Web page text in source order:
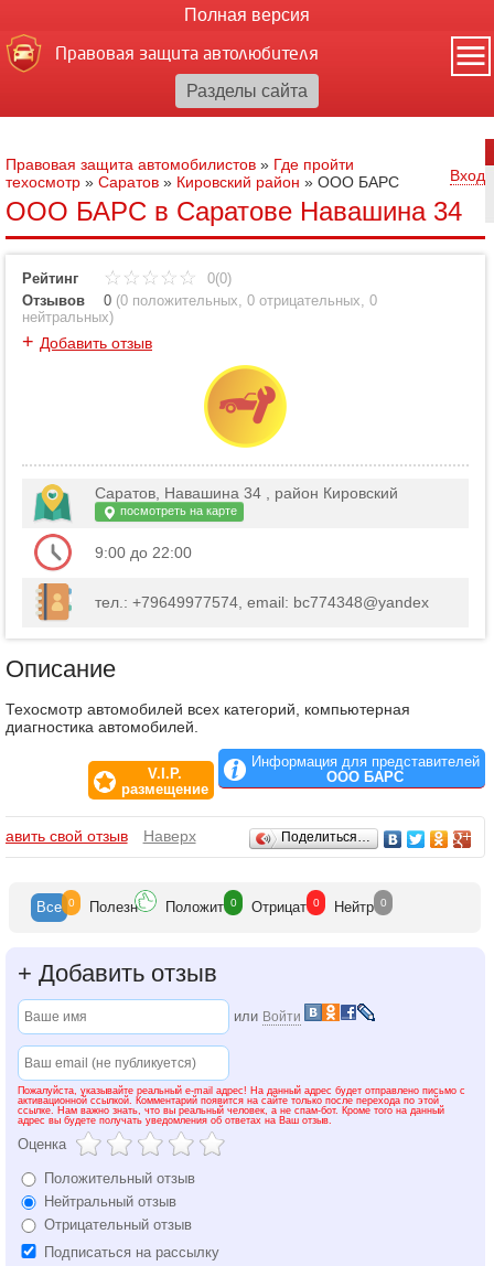
Полная версия
Правовая защита автолюбителя
Правовая защита автомобилистов » Где пройти
техосмотр » Саратов » Кировский район » ООО БАРС Вход
ООО БАРС в Саратове Навашина 34
Рейтинг
0(0)
Отзывов
0 (0 положительных, 0 отрицательных, 0
нейтральных)
+ Добавить отзыв
Саратов, Навашина 34 , район Кировский
посмотреть на карте
9:00 до 22:00
тел.: +79649977574, email: bc774348@yandex
Описание
Техосмотр автомобилей всех категорий, компьютерная
диагностика автомобилей.
V.I.P.
размещение
Информация для представителей
ООО БАРС
Отзывы
свой отзыв Наверх Поделиться…
Все 0 Полезн Положит 0 Отрицат 0 Нейтр 0
+ Добавить отзыв
или Войти
Пожалуйста, указывайте реальный e-mail адрес! На данный адрес будет отправлено письмо с
активационной ссылкой. Комментарий появится на сайте только после перехода по этой
ссылке. Нам важно знать, что вы реальный человек, а не спам-бот. Кроме того на данный
адрес вы будете получать уведомления об ответах на Ваш отзыв.
Оценка
Положительный отзыв
Нейтральный отзыв
Отрицательный отзыв
Подписаться на рассылку